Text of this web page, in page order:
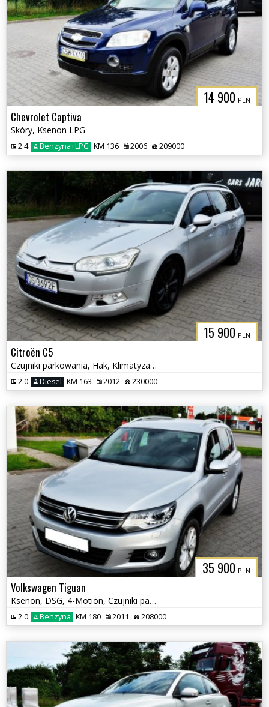
14 900 PLN
Chevrolet Captiva
Skóry, Ksenon LPG
2.4 Benzyna+LPG KM 136 2006 209000
15 900 PLN
Citroën C5
Czujniki parkowania, Hak, Klimatyzacja
2.0 Diesel KM 163 2012 230000
35 900 PLN
Volkswagen Tiguan
Ksenon, DSG, 4-Motion, Czujniki parkowania tył, Klimatyzacja, Hak
2.0 Benzyna KM 180 2011 208000